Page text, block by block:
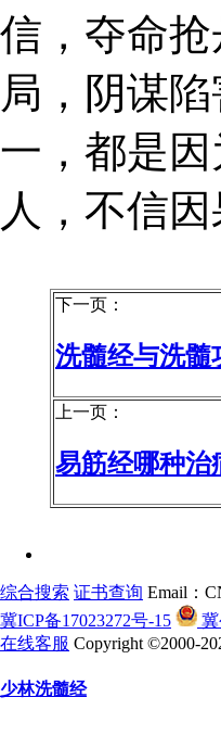
信，夺命
局，阴谋
一，都是
人，不信
下一页：
洗髓经与洗髓
上一页：
易筋经哪种治
综合搜索 证书查询 Email：
冀ICP备17023272号-15
冀
在线客服 Copyright ©2000-
少林洗髓经